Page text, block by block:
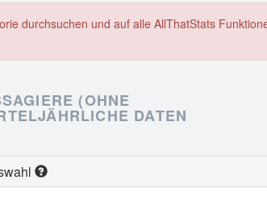
durchsuchen und auf alle AllThatStats
(OHNE
DATEN